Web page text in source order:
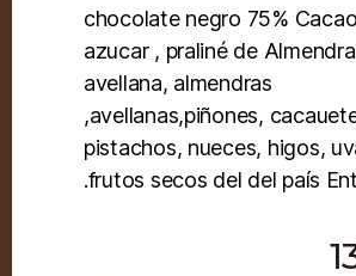
chocolate negro 75%
azucar , praliné de
avellana, almendras
,avellanas,piñones,
pistachos, nueces, higos,
.frutos secos del del país